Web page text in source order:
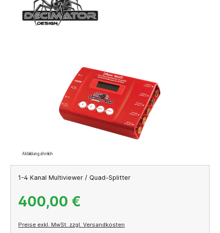
Abbildung ähnlich
1-4 Kanal Multiviewer / Quad-Splitter
400,00 €
Preise exkl. MwSt. zzgl. Versandkosten